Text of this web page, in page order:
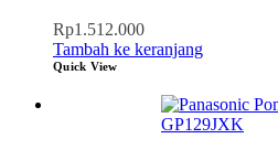
Rp1.512.000
Tambah ke keranjang
Quick View